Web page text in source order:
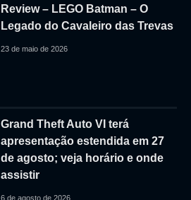
Review – LEGO Batman – O
Legado do Cavaleiro das Trevas
23 de maio de 2026
Grand Theft Auto VI terá
apresentação estendida em 27
de agosto; veja horário e onde
assistir
6 de agosto de 2026